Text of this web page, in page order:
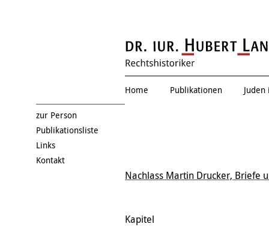
Eduard
Home Publikationen
Nachlass Martin Drucker, Briefe
Kapitel
zur Person
Publikationsliste
Links
Kontakt